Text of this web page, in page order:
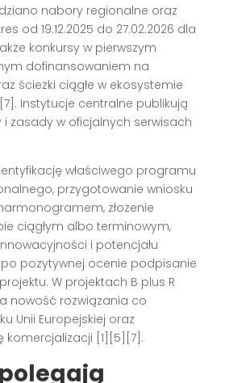
nabory regionalne oraz
od 19.12.2025 do 27.02.2026 dla
konkursy w pierwszym
dofinansowaniem na
ścieżki ciągłe w ekosystemie
Instytucje centralne publikują
zasady w oficjalnych serwisach
właściwego programu
przygotowanie wniosku
złożenie
ciągłym albo terminowym,
i potencjału
pozytywnej ocenie podpisanie
W projektach B plus R
nowość rozwiązania co
Unii Europejskiej oraz
komercjalizacji [1][5][7].